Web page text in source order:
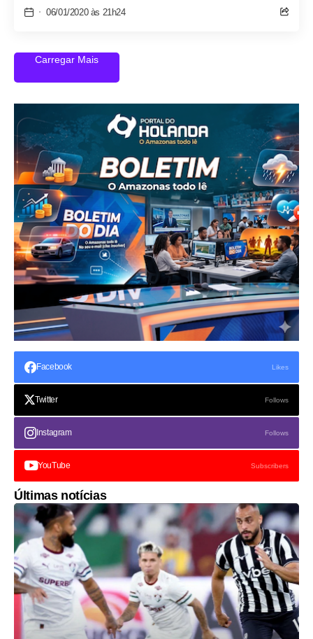
06/01/2020 às 21h24
Carregar Mais
Facebook Likes
Twitter Follows
Instagram Follows
YouTube Subscribers
Últimas notícias